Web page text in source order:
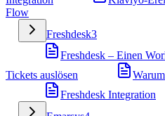
Flow
Freshdesk3
Freshdesk – Einen
Tickets auslösen
Freshdesk Integration